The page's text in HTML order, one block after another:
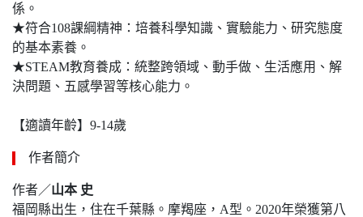
係。
★符合108課綱精神：培養科學知識、實驗能力、研究態度
的基本素養。
★STEAM教育養成：統整跨領域、動手做、生活應用、解
決問題、五感學習等核心能力。
【適讀年齡】9-14歲
作者簡介
作者／山本 史
福岡縣出生，住在千葉縣。摩羯座，A型。2020年榮獲第八